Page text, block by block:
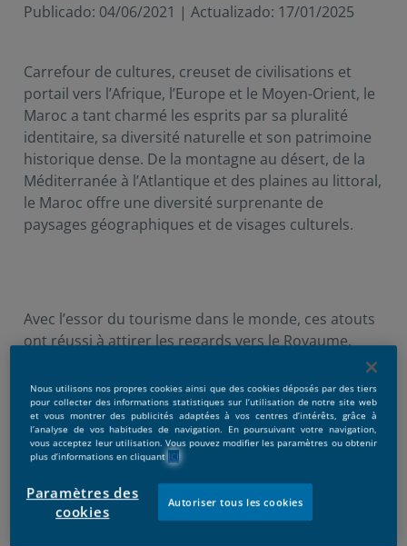
Publicado: 04/06/2021 | Actualizado: 17/01/2025
Carrefour de cultures, creuset de civilisations et
portail vers l’Afrique, l’Europe et le Moyen-Orient, le
Maroc a tant charmé les esprits par sa pluralité
identitaire, sa diversité naturelle et son patrimoine
historique dense. De la montagne au désert, de la
Méditerranée à l’Atlantique et des plaines au littoral,
le Maroc offre une diversité surprenante de
paysages géographiques et de visages culturels.
Avec l’essor du tourisme dans le monde, ces atouts
ont réussi à attirer les regards vers le Royaume.
mystère et l’attrait de la destination Maroc. Dans cet
article, nous allons citer les différentes phases qu’à
connu le tourisme au Maroc, afin de découvrir les
circonstances historiques dans lesquelles ce
secteur a émergé et évolué.
Débuts du tourisme au Maroc
Nous utilisons nos propres cookies ainsi que des cookies déposés par des tiers
pour collecter des informations statistiques sur l’utilisation de notre site web
et vous montrer des publicités adaptées à vos centres d’intérêts, grâce à
l’analyse de vos habitudes de navigation. En poursuivant votre navigation,
vous acceptez leur utilisation. Vous pouvez modifier les paramètres ou obtenir
plus d’informations en cliquantICI
Paramètres des
cookies
Autoriser tous les cookies